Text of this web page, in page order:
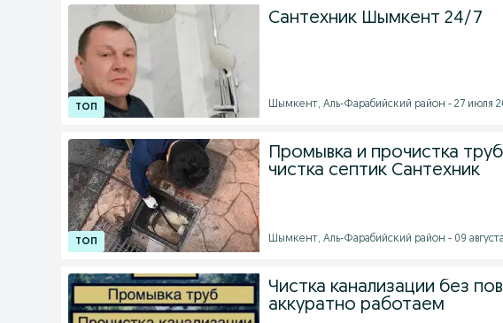
Сантехник Шымкент 24/7
Шымкент, Аль-Фарабийский район - 27 июля
Промывка и прочистка
чистка септик Сантехник
Шымкент, Аль-Фарабийский район - 09 августа
Чистка канализации без
аккуратно работаем